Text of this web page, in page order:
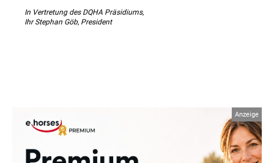
In Vertretung des DQHA Präsidiums,
Ihr Stephan Göb, President